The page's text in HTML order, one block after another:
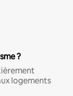
?
logements